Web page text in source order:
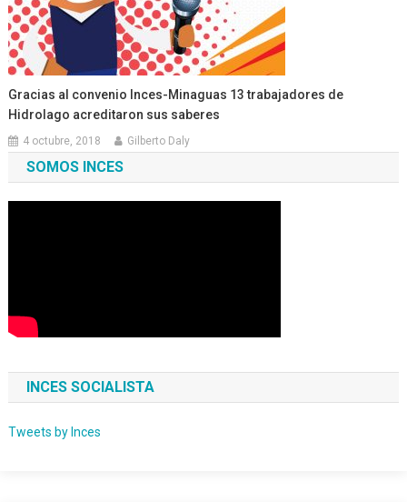
Gracias al convenio Inces-Minaguas 13 trabajadores de
Hidrolago acreditaron sus saberes
4 octubre, 2018 Gilberto Daly
SOMOS INCES
INCES SOCIALISTA
Tweets by Inces